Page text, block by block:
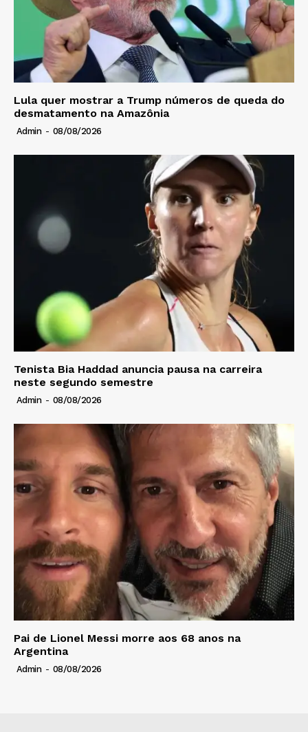
Lula quer mostrar a Trump números de queda do
desmatamento na Amazônia
Admin - 08/08/2026
Tenista Bia Haddad anuncia pausa na carreira
neste segundo semestre
Admin - 08/08/2026
Pai de Lionel Messi morre aos 68 anos na
Argentina
Admin - 08/08/2026